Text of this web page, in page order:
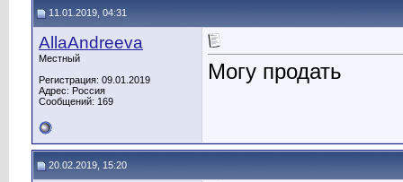
11.01.2019, 04:31
AllaAndreeva
Местный
Регистрация: 09.01.2019
Адрес: Россия
Сообщений: 169
Могу продать
20.02.2019, 15:20